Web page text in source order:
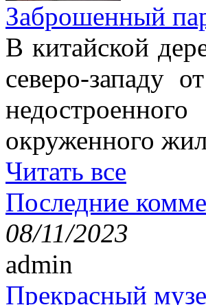
Заброшенный
В китайской
северо-западу
окруженного
Читать все
Последние
08/11/2023
admin
Прекрасный